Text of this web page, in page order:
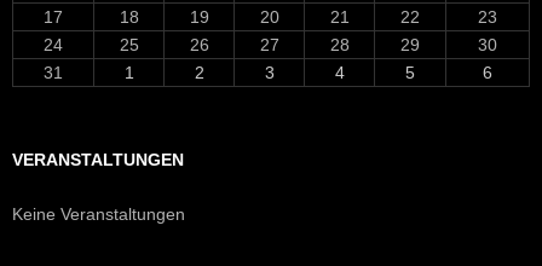
17
18 19 20 21 22
23
24
25 26 27 28 29
30
31
1 2 3 4 5 6
VERANSTALTUNGEN
Keine Veranstaltungen